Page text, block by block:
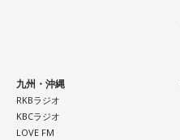
九州・沖縄
RKBラジオ
KBCラジオ
LOVE FM